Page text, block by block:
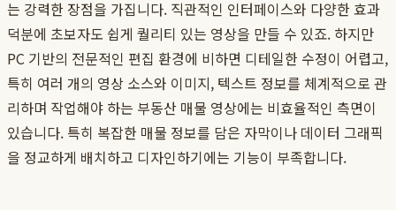
는 강력한 장점을 가집니다. 직관적인 인터페이스와 다양한 효과
덕분에 초보자도 쉽게 퀄리티 있는 영상을 만들 수 있죠. 하지만
PC 기반의 전문적인 편집 환경에 비하면 디테일한 수정이 어렵고,
특히 여러 개의 영상 소스와 이미지, 텍스트 정보를 체계적으로 관
리하며 작업해야 하는 부동산 매물 영상에는 비효율적인 측면이
있습니다. 특히 복잡한 매물 정보를 담은 자막이나 데이터 그래픽
을 정교하게 배치하고 디자인하기에는 기능이 부족합니다.